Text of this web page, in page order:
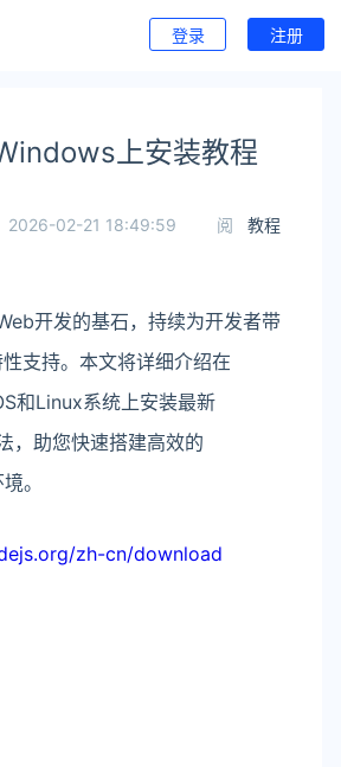
登录 注册
上安装教程
教程
2026-02-21 18:49:59
阅
开发的基石，持续为开发者带
支持。本文将详细介绍在
和Linux系统上安装最新
，助您快速搭建高效的
。
zh-cn/download